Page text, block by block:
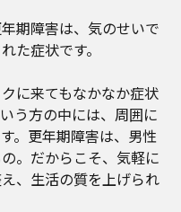
期障害は、気のせいで
た症状です。
に来てもなかなか症状
う方の中には、周囲に
。更年期障害は、男性
。だからこそ、気軽に
、生活の質を上げられ